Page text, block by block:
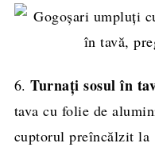
6.Turnați sosul în
tava cu folie de
cuptorul preîncălzit la